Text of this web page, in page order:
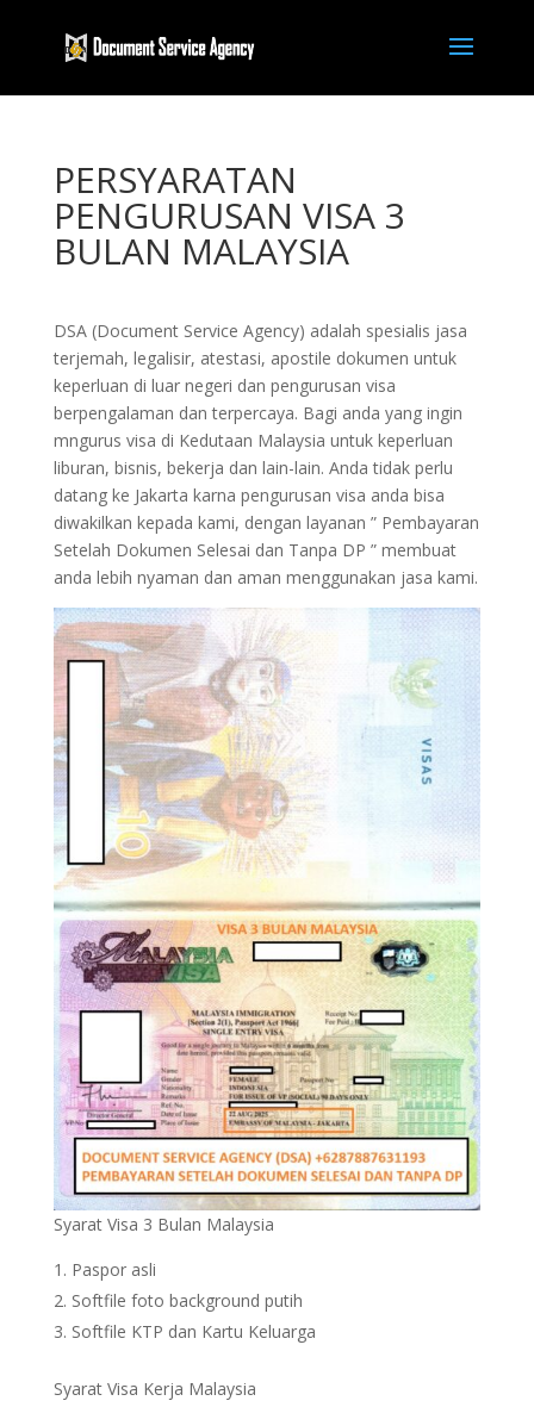
PERSYARATAN
PENGURUSAN VISA 3
BULAN MALAYSIA
DSA (Document Service Agency) adalah spesialis jasa
terjemah, legalisir, atestasi, apostile dokumen untuk
keperluan di luar negeri dan pengurusan visa
berpengalaman dan terpercaya. Bagi anda yang ingin
mngurus visa di Kedutaan Malaysia untuk keperluan
liburan, bisnis, bekerja dan lain-lain. Anda tidak perlu
datang ke Jakarta karna pengurusan visa anda bisa
diwakilkan kepada kami, dengan layanan ” Pembayaran
Setelah Dokumen Selesai dan Tanpa DP ” membuat
anda lebih nyaman dan aman menggunakan jasa kami.
Syarat Visa 3 Bulan Malaysia
Paspor asli
Softfile foto background putih
Softfile KTP dan Kartu Keluarga
Syarat Visa Kerja Malaysia